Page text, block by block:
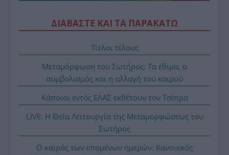
ΔΙΑΒΑΣΤΕ ΚΑΙ ΤΑ ΠΑΡΑΚΑΤΩ
Τίτλοι τέλους
Μεταμόρφωση του Σωτήρος: Τα έθιμα, ο
συμβολισμός και η αλλαγή του καιρού
Κάποιοι εντός ΕΛΑΣ εκθέτουν τον Τσίπρα
LIVE: Η Θεία Λειτουργία της Μεταμορφώσεως του
Σωτήρος
Ο καιρός των επομένων ημερών: Κανονικός